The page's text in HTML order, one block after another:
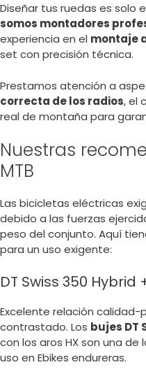
Diseñar tus ruedas es solo
somos montadores
experiencia en el montaje
set con precisión técnica.
Prestamos atención a
correcta de los radios, el
real de montaña para
Nuestras
MTB
Las bicicletas eléctricas
debido a las fuerzas
peso del conjunto. Aquí
para un uso exigente:
DT Swiss 350 Hybrid
Excelente relación calidad-
contrastado. Los bujes DT
con los aros HX son una
uso en Ebikes endureras.